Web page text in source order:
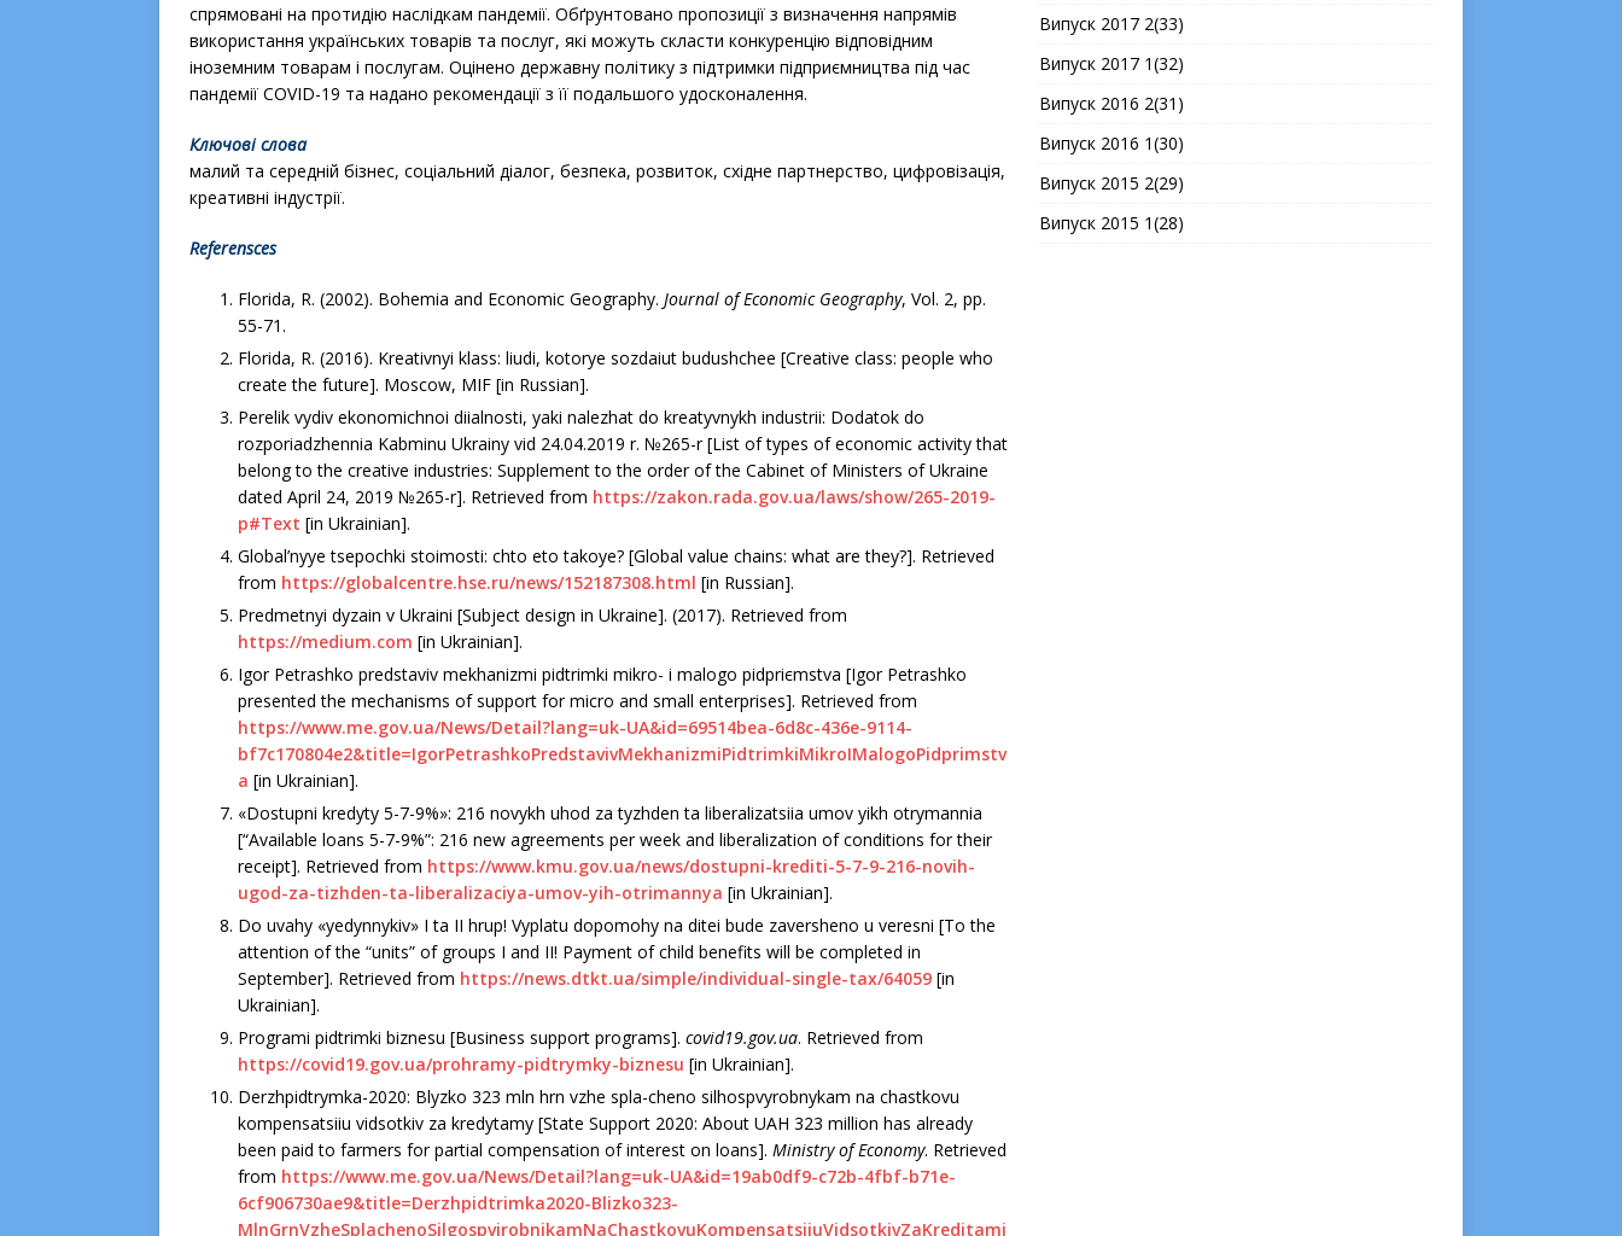
спрямовані на протидію наслідкам пандемії. Обґрунтовано пропозиції з визначення напрямів
використання українських товарів та послуг, які можуть скласти конкуренцію відповідним
іноземним товарам і послугам. Оцінено державну політику з підтримки підприємництва під час
пандемії COVID-19 та надано рекомендації з її подальшого удосконалення.
Ключові слова
малий та середній бізнес, соціальний діалог, безпека, розвиток, східне партнерство, цифровізація,
креативні індустрії.
Referensces
Florida, R. (2002). Bohemia and Economic Geography. Journal of Economic Geography, Vol. 2, рр.
55-71.
Florida, R. (2016). Kreativnyi klass: liudi, kotorye sozdaiut budushchee [Creative class: people who
create the future]. Moscow, MIF [in Russian].
Perelik vydiv ekonomichnoi diialnosti, yaki nalezhat do kreatyvnykh industrii: Dodatok do
rozporiadzhennia Kabminu Ukrainy vіd 24.04.2019 r. №265-r [List of types of economic activity that
belong to the creative industries: Supplement to the order of the Cabinet of Ministers of Ukraine
dated April 24, 2019 №265-r]. Retrieved from https://zakon.rada.gov.ua/laws/show/265-2019-
р#Text [in Ukrainian].
Global’nyye tsepochki stoimosti: chto eto takoye? [Global value chains: what are they?]. Retrieved
from https://globalcentre.hse.ru/news/152187308.html [in Rus­sian].
Predmetnyi dyzain v Ukraini [Subject design in Ukraine]. (2017). Retrieved from
https://medium.com [in Ukrainian].
Іgor Petrashko predstaviv mekhanіzmi pіdtrimki mіkro- і malogo pіdpriєmstva [Igor Petrashko
presented the mechanisms of support for micro and small enterprises]. Retrieved from
https://www.me.gov.ua/News/Detail?lang=uk-UA&id=69514bea-6d8c-436e-9114-
bf7c170804e2&title=IgorPetrashkoPredstavivMekhanizmiPidtrimkiMikroIMalogoPidprimstv
a [in Ukrainian].
«Dostupni kredyty 5-7-9%»: 216 novykh uhod za tyzhden ta liberalizatsiia umov yikh otrymannia
[“Available loans 5-7-9%”: 216 new agreements per week and liberalization of conditions for their
receipt]. Retrieved from https://www.kmu.gov.ua/news/dostupni-krediti-5-7-9-216-novih-
ugod-za-tizhden-ta-liberalizaciya-umov-yih-otrimannya [in Ukrainian].
Do uvahy «yedynnykiv» I ta II hrup! Vyplatu dopomohy na ditei bude zaversheno u veresni [To the
atten­tion of the “units” of groups I and II! Payment of child benefits will be completed in
September]. Retrieved from https://news.dtkt.ua/simple/individual-single-tax/64059 [in
Ukrainian].
Programi pіdtrimki bіznesu [Business support prog­rams]. covid19.gov.ua. Retrieved from
https://covid19.gov.ua/prohramy-pidtrymky-biznesu [in Ukrainian].
Derzhpidtrymka-2020: Blyzko 323 mln hrn vzhe spla-cheno silhospvyrobnykam na chastkovu
kompensatsiiu vidsotkiv za kredytamy [State Support 2020: About UAH 323 million has already
been paid to farmers for partial compensation of interest on loans]. Ministry of Economy. Retrieved
from https://www.me.gov.ua/News/Detail?lang=uk-UA&id=19ab0df9-c72b-4fbf-b71e-
6cf906730ae9&title=Derzhpidtrimka2020-Blizko323-
MlnGrnVzheSplachenoSilgospvirobnikamNaChastkovuKompensatsiiuVidsotkivZaKreditami
Випуск 2017 2(33)
Випуск 2017 1(32)
Випуск 2016 2(31)
Випуск 2016 1(30)
Випуск 2015 2(29)
Випуск 2015 1(28)